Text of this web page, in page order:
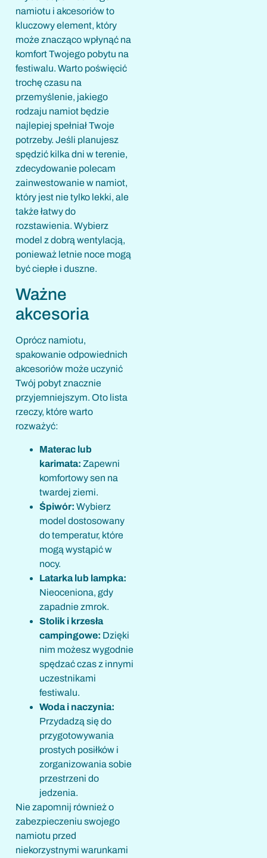
namiotu i akcesoriów to
kluczowy element, który
może znacząco wpłynąć na
komfort Twojego pobytu na
festiwalu. Warto poświęcić
trochę czasu na
przemyślenie, jakiego
rodzaju namiot będzie
najlepiej spełniał Twoje
potrzeby. Jeśli planujesz
spędzić kilka dni w terenie,
zdecydowanie polecam
zainwestowanie w namiot,
który jest nie tylko lekki, ale
także łatwy do
rozstawienia. Wybierz
model z dobrą wentylacją,
ponieważ letnie noce mogą
być ciepłe i duszne.
Ważne
akcesoria
Oprócz namiotu,
spakowanie odpowiednich
akcesoriów może uczynić
Twój pobyt znacznie
przyjemniejszym. Oto lista
rzeczy, które warto
rozważyć:
Materac lub
karimata: Zapewni
komfortowy sen na
twardej ziemi.
Śpiwór: Wybierz
model dostosowany
do temperatur, które
mogą wystąpić w
nocy.
Latarka lub lampka:
Nieoceniona, gdy
zapadnie zmrok.
Stolik i krzesła
campingowe: Dzięki
nim możesz wygodnie
spędzać czas z innymi
uczestnikami
festiwalu.
Woda i naczynia:
Przydadzą się do
przygotowywania
prostych posiłków i
zorganizowania sobie
przestrzeni do
jedzenia.
Nie zapomnij również o
zabezpieczeniu swojego
namiotu przed
niekorzystnymi warunkami